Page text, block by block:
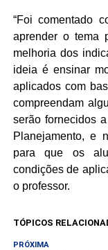
“Foi comentado
aprender o tema
melhoria dos
ideia é ensinar
aplicados com
compreendam
serão fornecidos
Planejamento, e
para que os
condições de
o professor.
TÓPICOS
PRÓXIMA